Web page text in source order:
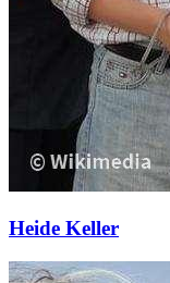
Heide Keller